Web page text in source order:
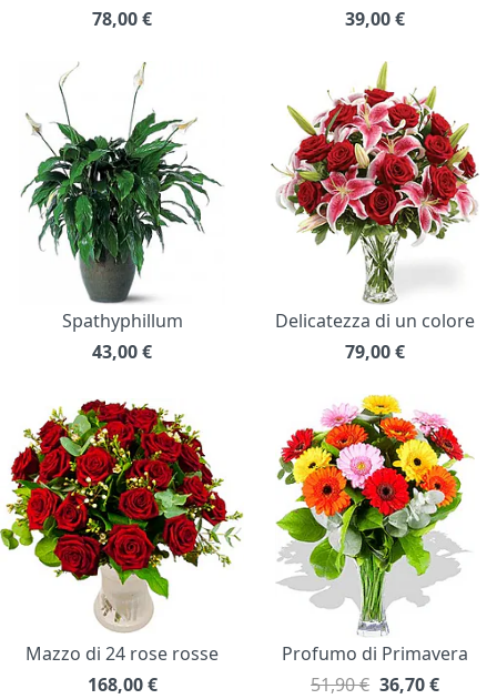
78,00€ 39,00€
Spathyphillum
43,00€
Delicatezza di un colore
79,00€
Mazzo di 24 rose rosse
168,00 €
Profumo di Primavera
51,90 € 36,70€